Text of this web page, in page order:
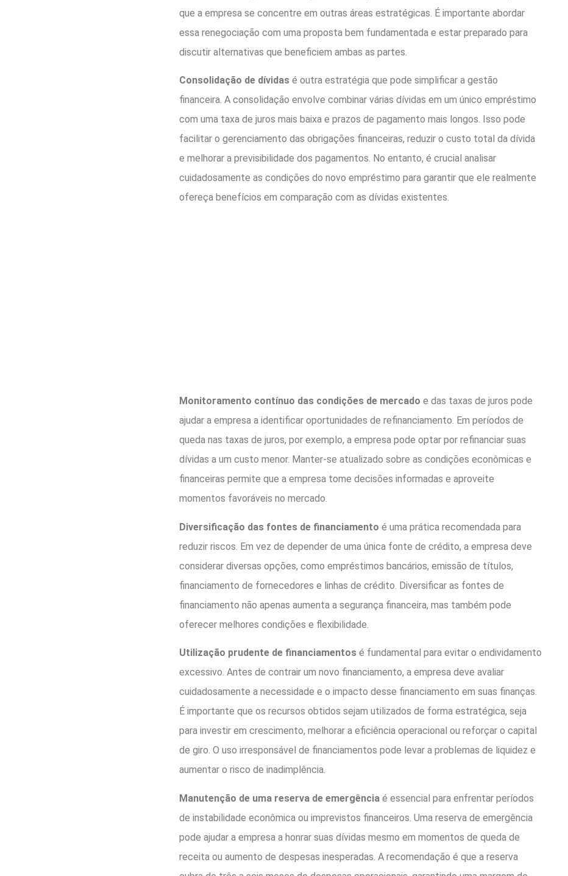
que a empresa se concentre em outras áreas estratégicas. É importante abordar
essa renegociação com uma proposta bem fundamentada e estar preparado para
discutir alternativas que beneficiem ambas as partes.
Consolidação de dívidasé outra estratégia que pode simplificar a gestão
financeira. A consolidação envolve combinar várias dívidas em um único empréstimo
com uma taxa de juros mais baixa e prazos de pagamento mais longos. Isso pode
facilitar o gerenciamento das obrigações financeiras, reduzir o custo total da dívida
e melhorar a previsibilidade dos pagamentos. No entanto, é crucial analisar
cuidadosamente as condições do novo empréstimo para garantir que ele realmente
ofereça benefícios em comparação com as dívidas existentes.
Monitoramento contínuo das condições de mercado e das taxas de juros pode
ajudar a empresa a identificar oportunidades de refinanciamento. Em períodos de
queda nas taxas de juros, por exemplo, a empresa pode optar por refinanciar suas
dívidas a um custo menor. Manter-se atualizado sobre as condições econômicas e
financeiras permite que a empresa tome decisões informadas e aproveite
momentos favoráveis no mercado.
Diversificação das fontes de financiamento é uma prática recomendada para
reduzir riscos. Em vez de depender de uma única fonte de crédito, a empresa deve
considerar diversas opções, como empréstimos bancários, emissão de títulos,
financiamento de fornecedores e linhas de crédito. Diversificar as fontes de
financiamento não apenas aumenta a segurança financeira, mas também pode
oferecer melhores condições e flexibilidade.
Utilização prudente de financiamentosé fundamental para evitar o endividamento
excessivo. Antes de contrair um novo financiamento, a empresa deve avaliar
cuidadosamente a necessidade e o impacto desse financiamento em suas finanças.
É importante que os recursos obtidos sejam utilizados de forma estratégica, seja
para investir em crescimento, melhorar a eficiência operacional ou reforçar o capital
de giro. O uso irresponsável de financiamentos pode levar a problemas de liquidez e
aumentar o risco de inadimplência.
Manutenção de uma reserva de emergênciaé essencial para enfrentar períodos
de instabilidade econômica ou imprevistos financeiros. Uma reserva de emergência
pode ajudar a empresa a honrar suas dívidas mesmo em momentos de queda de
receita ou aumento de despesas inesperadas. A recomendação é que a reserva